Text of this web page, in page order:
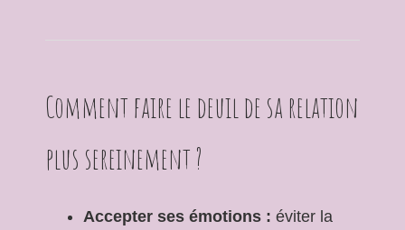
Comment faire le deuil de sa relation
plus sereinement ?
Accepter ses émotions : éviter la